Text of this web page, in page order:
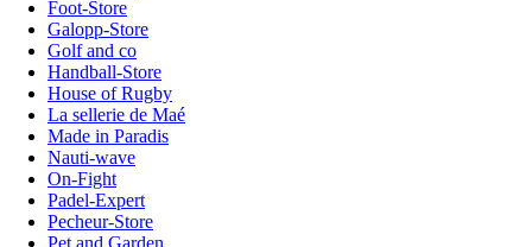
Foot-Store
Galopp-Store
Golf and co
Handball-Store
House of Rugby
La sellerie de Maé
Made in Paradis
Nauti-wave
On-Fight
Padel-Expert
Pecheur-Store